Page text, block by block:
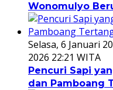
Wonomulyo
Selasa, 6 Januari
2026 22:21 WITA
Pencuri Sapi
dan Pamboang